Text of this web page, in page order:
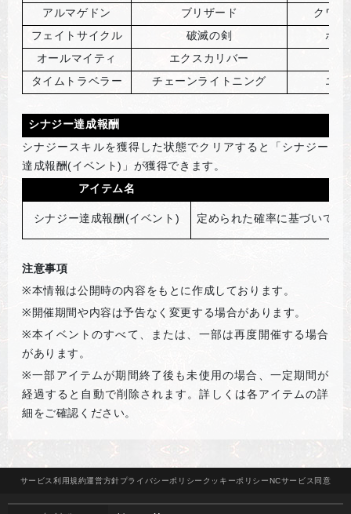
アルマゲドン
ブリザード
クワッ
フェイトサイクル
破滅の剣
ポイ
オールマイティ
エクスカリバー
タイムトラベラー
チェーンライトニング エナ
シナジー達成報酬
シナジースキルを獲得した状態でクリアすると「シナジー
達成報酬(イベント)」が獲得できます。
アイテム名
シナジー達成報酬(イベント) 定められた確率に基づいて1
注意事項
※本情報は公開時の内容をもとに作成しております。
※ 開催期間や内容は予告なく変更する場合があります。
※本イベントのすべて、または、一部は再度開催する場合
があります。
※一部アイテムが期間終了後も未使用の場合、一定期間が
経過すると自動で削除されます。詳しくは各アイテムの詳
細をご確認ください。
サービス 利用規約運営方針プライバシーポリシー クッキーポリシーNCサービス 同意